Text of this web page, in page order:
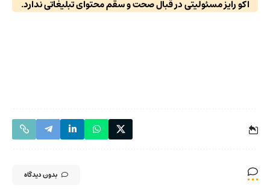
اکو رایز مسئولیتی در قبال صحت و سقم محتوای تبلیغاتی ندارد.
بدون دیدگاه